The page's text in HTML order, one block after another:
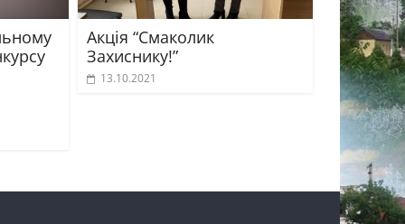
Акція “Смаколик
Захиснику!”
13.10.2021